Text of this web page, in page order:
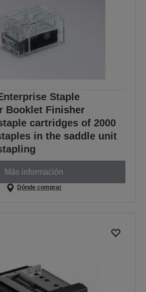
Staple
Booklet Finisher
cartridges of 2000
in the saddle unit
Más información
Dónde comprar